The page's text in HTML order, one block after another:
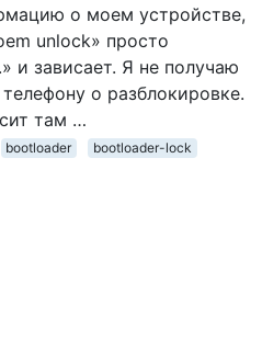
о моем устройстве,
unlock» просто
и зависает. Я не получаю
о разблокировке.
там …
bootloader bootloader-lock